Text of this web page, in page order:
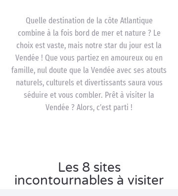
Quelle destination de la côte Atlantique
combine à la fois bord de mer et nature ? Le
choix est vaste, mais notre star du jour est la
Vendée ! Que vous partiez en amoureux ou en
famille, nul doute que la Vendée avec ses atouts
naturels, culturels et divertissants saura vous
séduire et vous combler. Prêt à visiter la
Vendée ? Alors, c’est parti !
Les 8 sites
incontournables à visiter